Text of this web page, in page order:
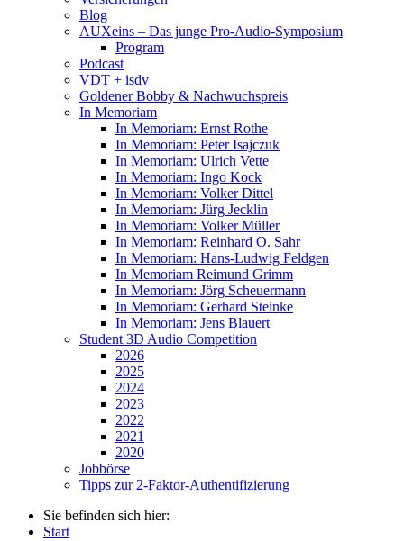
Blog
AUXeins – Das junge Pro-Audio-Symposium
Program
Podcast
VDT + isdv
Goldener Bobby & Nachwuchspreis
In Memoriam
In Memoriam: Ernst Rothe
In Memoriam: Peter Isajczuk
In Memoriam: Ulrich Vette
In Memoriam: Ingo Kock
In Memoriam: Volker Dittel
In Memoriam: Jürg Jecklin
In Memoriam: Volker Müller
In Memoriam: Reinhard O. Sahr
In Memoriam: Hans-Ludwig Feldgen
In Memoriam Reimund Grimm
In Memoriam: Jörg Scheuermann
In Memoriam: Gerhard Steinke
In Memoriam: Jens Blauert
Student 3D Audio Competition
2026
2025
2024
2023
2022
2021
2020
Jobbörse
Tipps zur 2-Faktor-Authentifizierung
Sie befinden sich hier:
Start